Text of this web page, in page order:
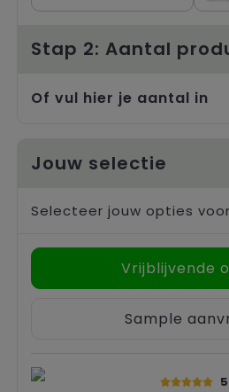
Stap 2: Aantal
Of vul hier je aantal in
Jouw selectie
Selecteer jouw opties
Vrijblijvende
Sample